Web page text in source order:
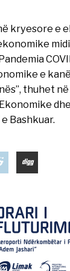
kryesore e
e
thuhet
Bashkuar.